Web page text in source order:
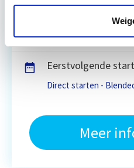
3 Lesdagen
6 uur zelfstudie
Eerstvolgende
Direct starten -
Meer